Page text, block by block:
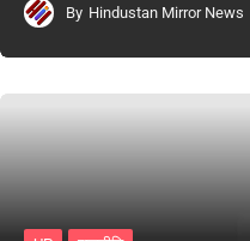
By Hindustan Mirror News